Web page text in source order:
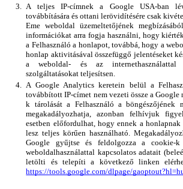
A teljes IP-címnek a Google USA-ban
továbbítására és ottani lerövidítésére csak
Eme weboldal üzemeltetőjének
információkat arra fogja használni, hogy
a Felhasználó a honlapot, továbbá, hogy a
honlap aktivitásával összefüggő jelentéseket
a weboldal- és az internethasználattal
szolgáltatásokat teljesítsen.
A Google Analytics keretein belül a
továbbított IP-címet nem vezeti össze a Google
k tárolását a Felhasználó a böngészőjének
megakadályozhatja, azonban felhívjuk
esetben előfordulhat, hogy ennek a
lesz teljes körűen használható.
Google gyűjtse és feldolgozza a cookie-
weboldalhasználattal kapcsolatos adatait
https://tools.google.com/dlpage/